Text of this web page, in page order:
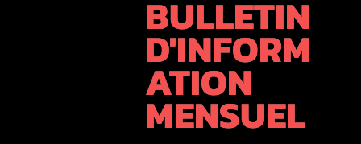
BULLETIN
D'INFORM
ATION
MENSUEL